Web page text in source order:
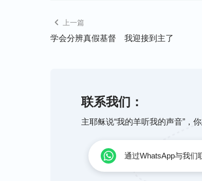
接下来的几天，我没事的时候就上
教会是不是有圣灵作工、有真理的发
全能神教会有圣灵的作工
上一篇
学会分辨真假基督 我迎接到主了
联系我们：
主耶稣说“我的羊听我的声音”，
通过WhatsApp与我们